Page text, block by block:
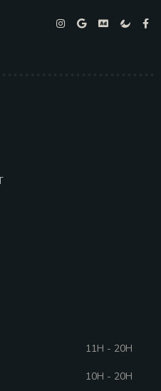
11H - 20H
10H - 20H